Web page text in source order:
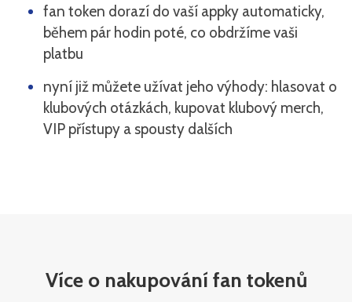
fan token dorazí do vaší appky automaticky,
během pár hodin poté, co obdržíme vaši
platbu
nyní již můžete užívat jeho výhody: hlasovat o
klubových otázkách, kupovat klubový merch,
VIP přístupy a spousty dalších
Více o nakupování fan tokenů